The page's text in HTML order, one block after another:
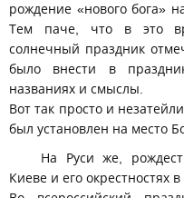
рождение «нового бога»
Тем паче, что в это
солнечный праздник
было внести в
названиях и смыслы.
Вот так просто и
был установлен на место
На Руси же,
Киеве и его окрестностях в